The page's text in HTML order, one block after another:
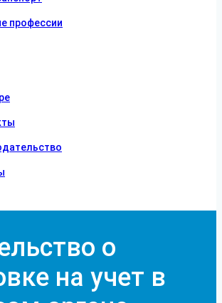
профессии
о
на учет в